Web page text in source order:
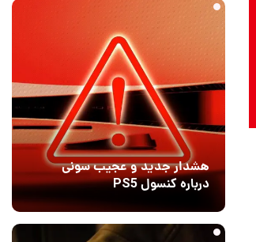
هشدار جدید و عجیب سونی
درباره کنسول PS5